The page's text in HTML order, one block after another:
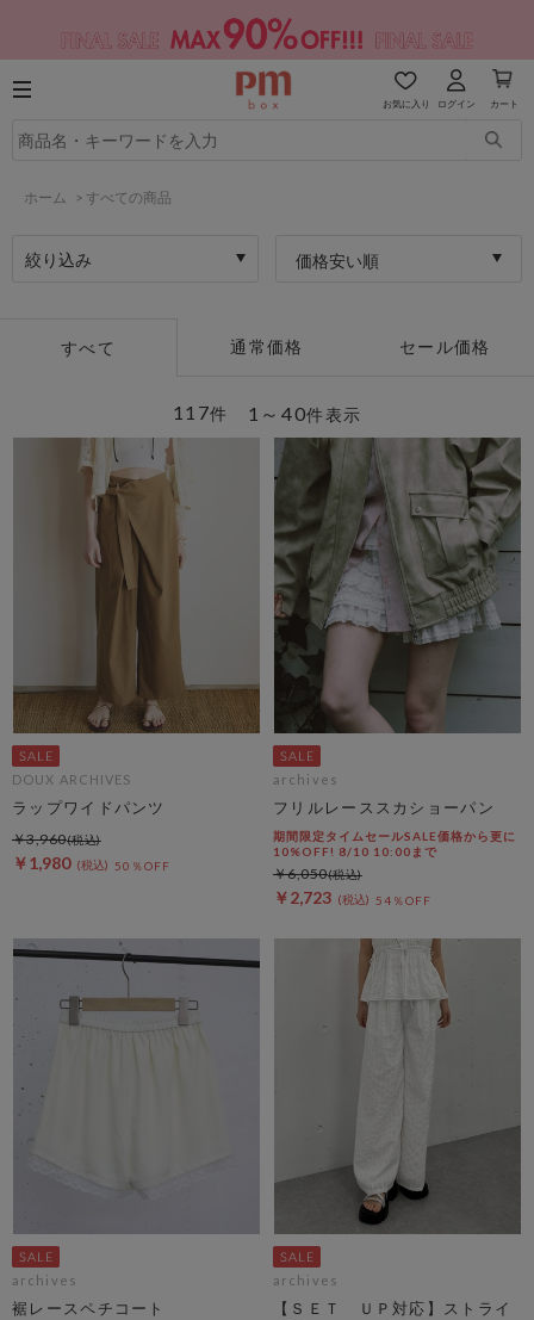
お気に入り ログイン カート
ホーム > すべての商品
絞り込み 価格安い順
すべて 通常価格 セール価格
1～40件表示
117件
DOUX ARCHIVES
ラップワイドパンツ
￥1,980 50％OFF
￥3,960
archives
フリルレーススカショーパン
期間限定タイムセールSALE価格から更に
10%OFF! 8/10 10:00まで
￥2,723 54％OFF
￥6,050
archives
裾レースペチコート
archives
【ＳＥＴ ＵＰ対応】ストライ